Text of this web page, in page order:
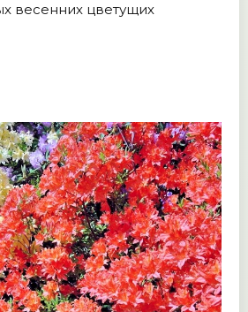
весенних цветущих